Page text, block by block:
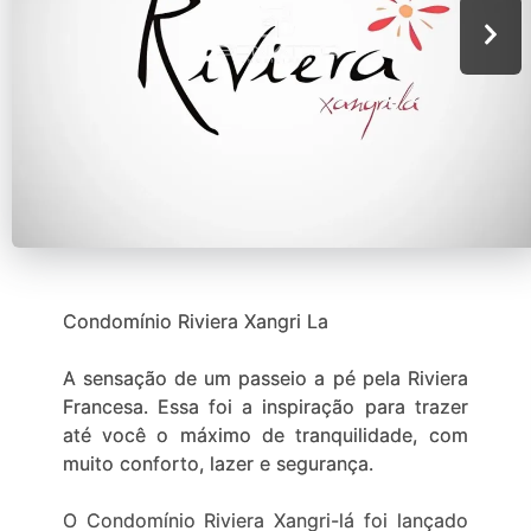
Condomínio Riviera Xangri La
A sensação de um passeio a pé pela Riviera
Francesa. Essa foi a inspiração para trazer
até você o máximo de tranquilidade, com
muito conforto, lazer e segurança.
O Condomínio Riviera Xangri-lá foi lançado